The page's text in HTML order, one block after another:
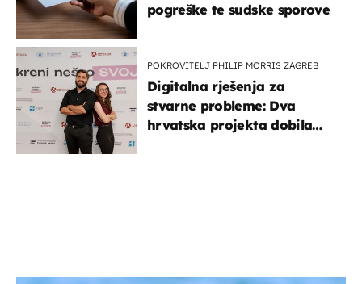
pogreške te sudske sporove
POKROVITELJ PHILIP MORRIS ZAGREB
Digitalna rješenja za
stvarne probleme: Dva
hrvatska projekta dobila